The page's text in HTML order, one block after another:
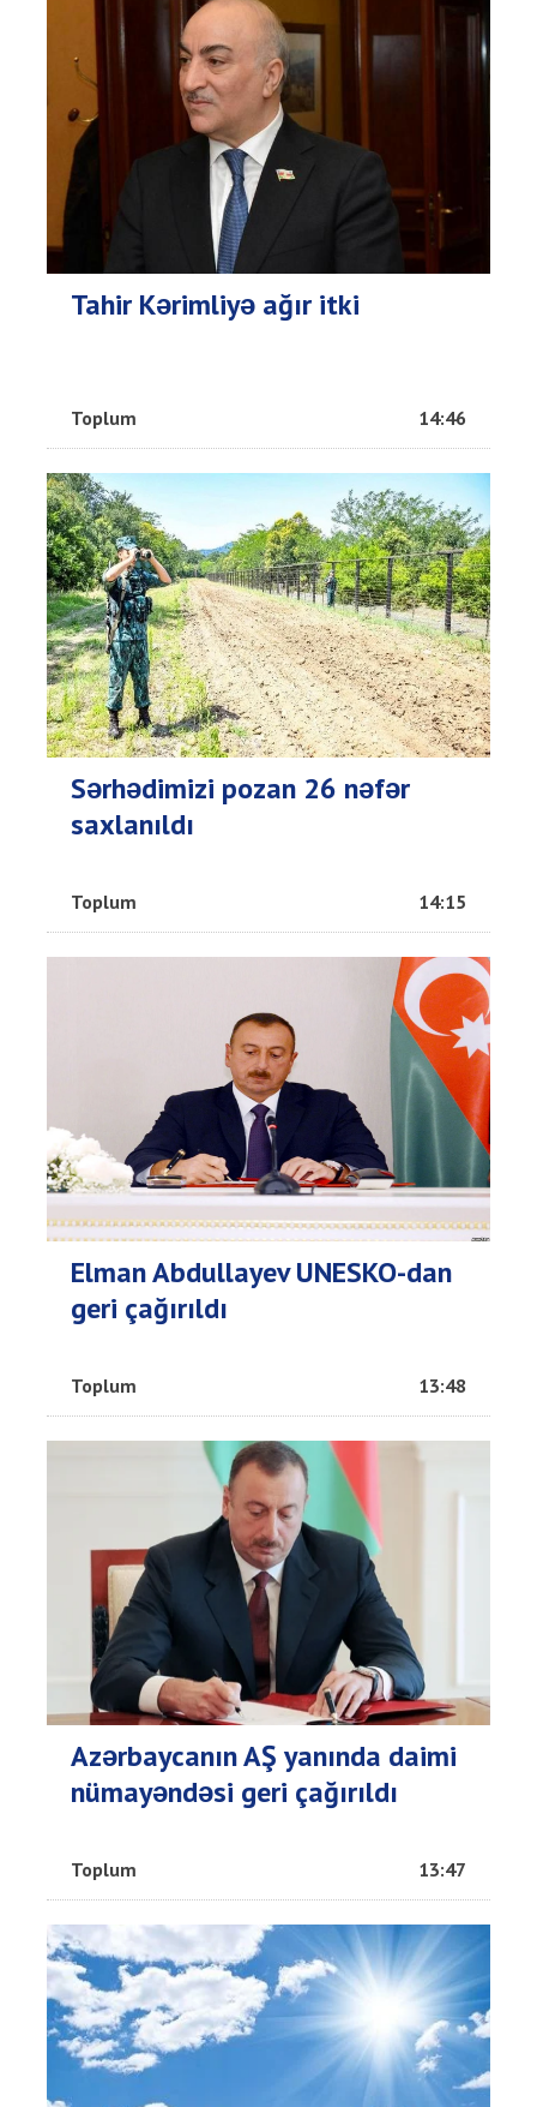
Tahir Kərimliyə ağır itki
Toplum 14:46
Sərhədimizi pozan 26 nəfər
saxlanıldı
Toplum 14:15
Elman Abdullayev UNESKO-dan
geri çağırıldı
Toplum 13:48
Azərbaycanın AŞ yanında daimi
nümayəndəsi geri çağırıldı
Toplum 13:47